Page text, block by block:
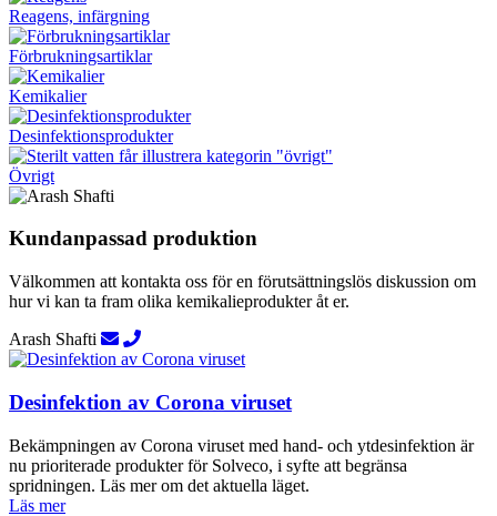
Reagens, infärgning
Förbrukningsartiklar
Kemikalier
Desinfektionsprodukter
Övrigt
Kundanpassad produktion
Välkommen att kontakta oss för en förutsättningslös diskussion om
hur vi kan ta fram olika kemikalieprodukter åt er.
Arash Shafti
Desinfektion av Corona viruset
Bekämpningen av Corona viruset med hand- och ytdesinfektion är
nu prioriterade produkter för Solveco, i syfte att begränsa
spridningen. Läs mer om det aktuella läget.
Läs mer